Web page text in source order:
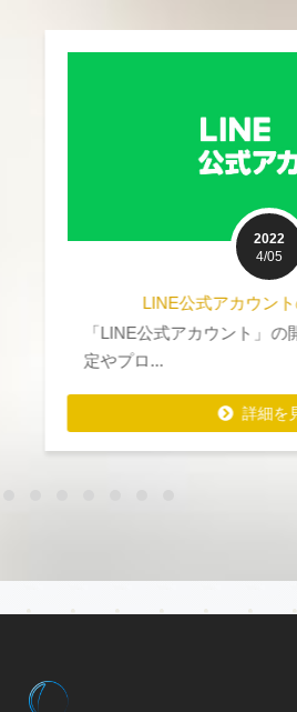
2022
アカウントの開設サポ…
ント」の開設した後の、各種設
詳細を見る